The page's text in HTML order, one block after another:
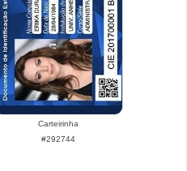
Carteirinha
#292744